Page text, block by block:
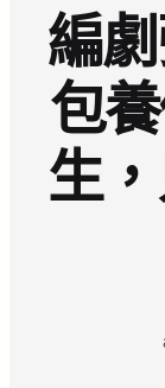
編
包
生